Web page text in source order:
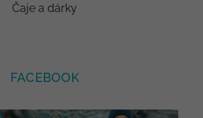
Čaje a dárky
FACEBOOK